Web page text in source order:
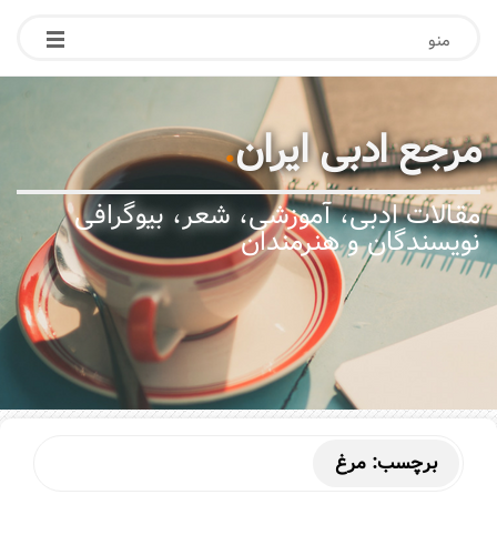
منو
مرجع ادبی ایران.
مقالات ادبی، آموزشی، شعر، بیوگرافی
نویسندگان و هنرمندان
برچسب: مرغ